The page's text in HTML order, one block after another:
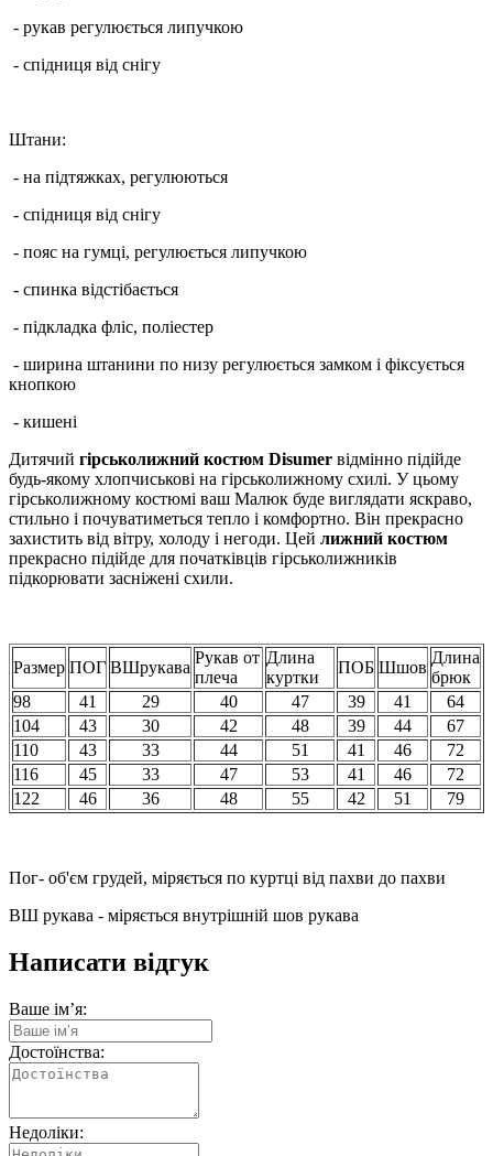
- рукав регулюється липучкою
- спідниця від снігу
Штани:
- на підтяжках, регулюються
- спідниця від снігу
- пояс на гумці, регулюється липучкою
- спинка відстібається
- підкладка фліс, поліестер
- ширина штанини по низу регулюється замком і фіксується
кнопкою
- кишені
Дитячий гірськолижний костюм Disumer відмінно підійде
будь-якому хлопчиськові на гірськолижному схилі. У цьому
гірськолижному костюмі ваш Малюк буде виглядати яскраво,
стильно і почуватиметься тепло і комфортно. Він прекрасно
захистить від вітру, холоду і негоди. Цей лижний костюм
прекрасно підійде для початківців гірськолижників
підкорювати засніжені схили.
Размер ПОГ ВШрукава
Рукав от
плеча
Длина
куртки
ПОБ Шшов
Длина
брюк
98
41 29 40 47 39 41
64
104
43 30 42 48 39 44
67
110
43 33 44 51 41 46
72
116
45 33 47 53 41 46
72
122
46 36 48 55 42 51 79
Пог- об'єм грудей, міряється по куртці від пахви до пахви
ВШ рукава - міряється внутрішній шов рукава
Написати відгук
Ваше ім’я:
Достоїнства:
Недоліки: